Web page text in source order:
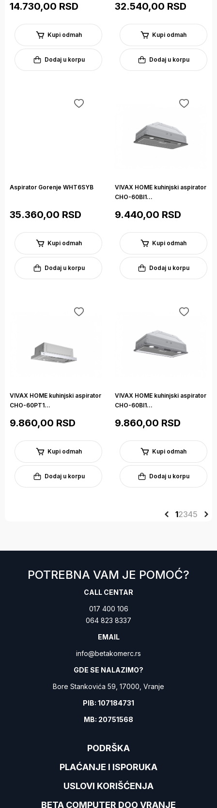
14.730,00 RSD
Kupi odmah
Dodaj u korpu
32.540,00 RSD
Kupi odmah
Dodaj u korpu
Aspirator Gorenje WHT6SYB
35.360,00 RSD
Kupi odmah
Dodaj u korpu
VIVAX HOME kuhinjski aspirator
CHO-60BI1...
9.440,00 RSD
Kupi odmah
Dodaj u korpu
VIVAX HOME kuhinjski aspirator
CHO-60PT1...
9.860,00 RSD
Kupi odmah
Dodaj u korpu
VIVAX HOME kuhinjski aspirator
CHO-60BI1...
9.860,00 RSD
Kupi odmah
Dodaj u korpu
12345
PODRŠKA
PLAĆANJE I ISPORUKA
USLOVI KORIŠĆENJA
BETA COMPUTER DOO VRANJE
POTREBNA VAM JE POMOĆ?
CALL CENTAR
017 400 106
064 823 8337
EMAIL
info@betakomerc.rs
GDE SE NALAZIMO?
Bore Stankovića 59, 17000, Vranje
PIB: 107184731
MB: 20751568